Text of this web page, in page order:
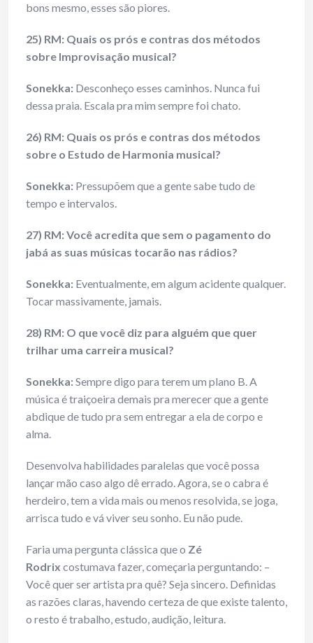
bons mesmo, esses são piores.
25) RM: Quais os prós e contras dos métodos
sobre Improvisação musical?
Sonekka: Desconheço esses caminhos. Nunca fui
dessa praia. Escala pra mim sempre foi chato.
26) RM: Quais os prós e contras dos métodos
sobre o Estudo de Harmonia musical?
Sonekka: Pressupõem que a gente sabe tudo de
tempo e intervalos.
27) RM: Você acredita que sem o pagamento do
jabá as suas músicas tocarão nas rádios?
Sonekka: Eventualmente, em algum acidente qualquer.
Tocar massivamente, jamais.
28) RM: O que você diz para alguém que quer
trilhar uma carreira musical?
Sonekka:Sempre digo para terem um plano B. A
música é traiçoeira demais pra merecer que a gente
abdique de tudo pra sem entregar a ela de corpo e
alma.
Desenvolva habilidades paralelas que você possa
lançar mão caso algo dê errado. Agora, se o cabra é
herdeiro, tem a vida mais ou menos resolvida, se joga,
arrisca tudo e vá viver seu sonho. Eu não pude.
Faria uma pergunta clássica que o Zé
Rodrix costumava fazer, começaria perguntando: –
Você quer ser artista pra quê? Seja sincero. Definidas
as razões claras, havendo certeza de que existe talento,
o resto é trabalho, estudo, audição, leitura.